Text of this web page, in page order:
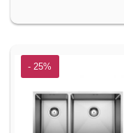
- 25%